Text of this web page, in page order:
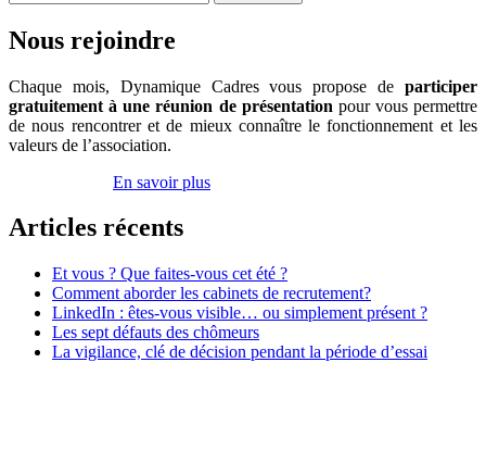
conseils
Nous rejoindre
Chaque mois, Dynamique Cadres vous propose de participer
gratuitement à une réunion de présentation pour vous permettre
de nous rencontrer et de mieux connaître le fonctionnement et les
valeurs de l’association.
En savoir plus
Articles récents
Et vous ? Que faites-vous cet été ?
Comment aborder les cabinets de recrutement?
LinkedIn : êtes-vous visible… ou simplement présent ?
Les sept défauts des chômeurs
La vigilance, clé de décision pendant la période d’essai